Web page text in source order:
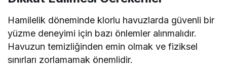
Hamilelik döneminde klorlu havuzlarda güvenli bir
yüzme deneyimi için bazı önlemler alınmalıdır.
Havuzun temizliğinden emin olmak ve fiziksel
sınırları zorlamamak önemlidir.